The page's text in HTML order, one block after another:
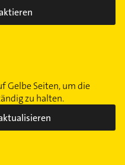
Gelbe Seiten, um die
zu halten.